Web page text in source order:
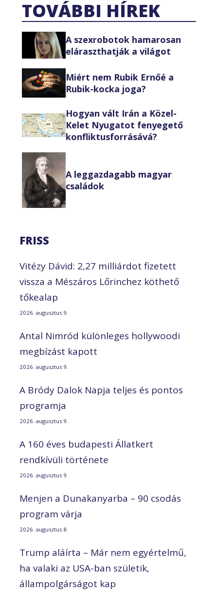
TOVÁBBI HÍREK
A szexrobotok hamarosan
eláraszthatják a világot
Miért nem Rubik Ernőé a
Rubik-kocka joga?
Hogyan vált Irán a Közel-
Kelet Nyugatot fenyegető
konfliktusforrásává?
A leggazdagabb magyar
családok
FRISS
Vitézy Dávid: 2,27 milliárdot fizetett
vissza a Mészáros Lőrinchez köthető
tőkealap
2026. augusztus 9.
Antal Nimród különleges hollywoodi
megbízást kapott
2026. augusztus 9.
A Bródy Dalok Napja teljes és pontos
programja
2026. augusztus 9.
A 160 éves budapesti Állatkert
rendkívüli története
2026. augusztus 9.
Menjen a Dunakanyarba – 90 csodás
program várja
2026. augusztus 8.
Trump aláírta – Már nem egyértelmű,
ha valaki az USA-ban születik,
állampolgárságot kap